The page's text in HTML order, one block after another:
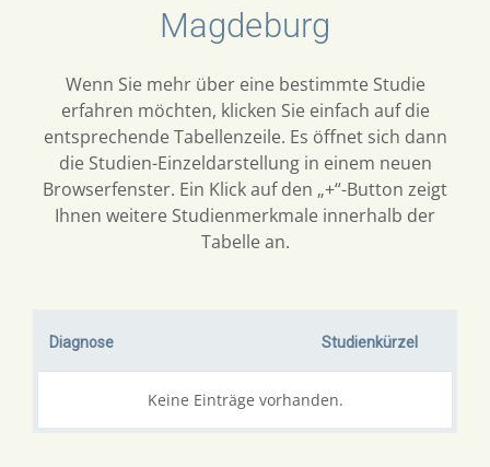
Magdeburg
Wenn Sie mehr über eine bestimmte Studie
erfahren möchten, klicken Sie einfach auf die
entsprechende Tabellenzeile. Es öffnet sich dann
die Studien-Einzeldarstellung in einem neuen
Browserfenster. Ein Klick auf den „+“-Button zeigt
Ihnen weitere Studienmerkmale innerhalb der
Tabelle an.
Diagnose Studienkürzel
Keine Einträge vorhanden.